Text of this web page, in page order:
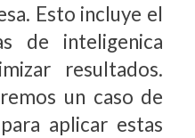
Esto incluye el
de inteligenica
resultados.
un caso de
aplicar estas